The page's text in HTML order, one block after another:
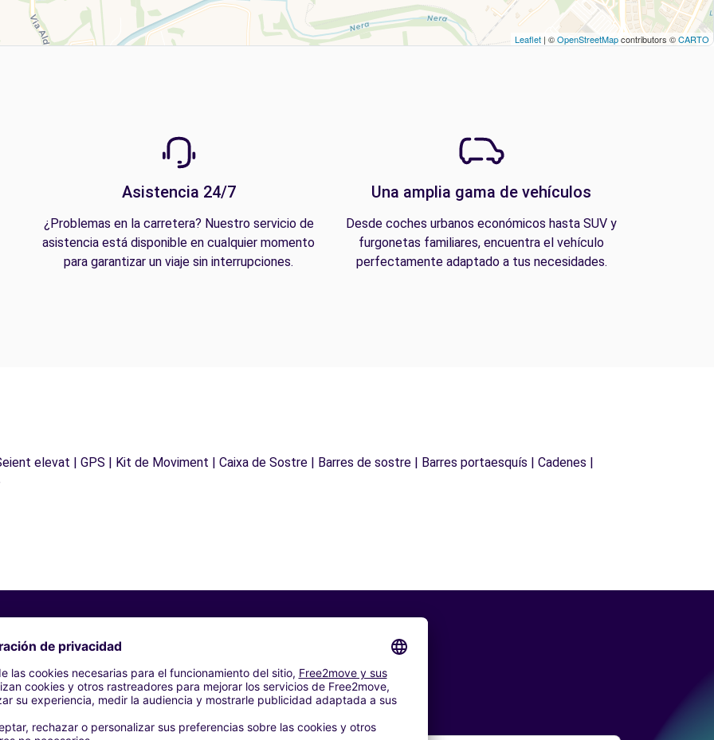
Leaflet | ©OpenStreetMapcontributors ©CARTO
Asistencia 24/7
¿Problemas en la carretera? Nuestro servicio de
asistencia está disponible en cualquier momento
para garantizar un viaje sin interrupciones.
Una amplia gama de vehículos
Desde coches urbanos económicos hasta SUV y
furgonetas familiares, encuentra el vehículo
perfectamente adaptado a tus necesidades.
elevat | GPS | Kit de Moviment | Caixa de Sostre | Barres de sostre | Barres portaesquís | Cadenes |
Agencias similares